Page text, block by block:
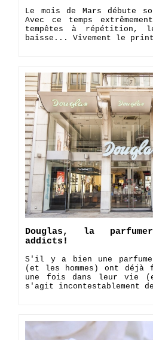
Le mois de Mars débute
Avec ce temps
tempêtes à répétition,
baisse... Vivement le
Douglas, la
addicts!
S'il y a bien une
(et les hommes) ont déjà
une fois dans leur vie
s'agit incontestablement